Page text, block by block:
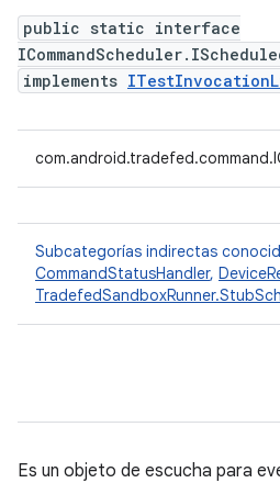
public static interface
implements
Subcategorías indirectas
CommandStatusHandler,
Es un objeto de escucha para